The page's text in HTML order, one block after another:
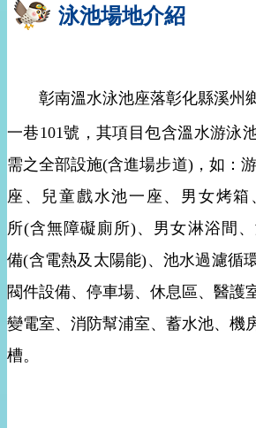
泳池場地介紹
彰南溫水泳池座落彰化縣溪州
一巷101號，其項目包含溫水游泳
需之全部設施(含進場步道)，如：
座、兒童戲水池一座、男女烤箱
所(含無障礙廁所)、男女淋浴間
備(含電熱及太陽能)、池水過濾循
閥件設備、停車場、休息區、醫護
變電室、消防幫浦室、蓄水池、機
槽。